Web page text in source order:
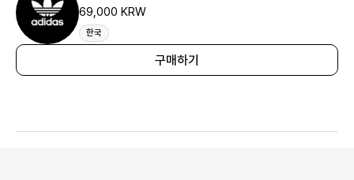
69,000 KRW
한국
구매하기